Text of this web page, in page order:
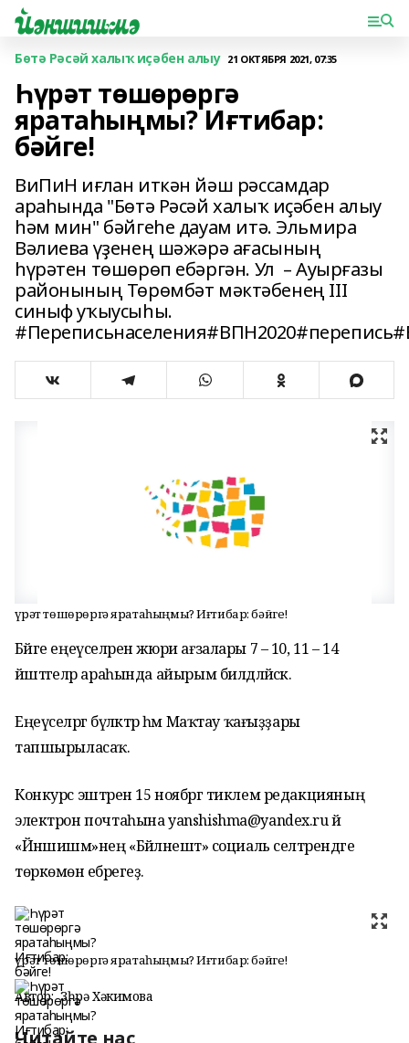
Бөтә Рәсәй халыҡ иҫәбен алыу 21 ОКТЯБРЯ 2021, 07:35
Һүрәт төшөрөргә
яратаһыңмы? Иғтибар:
бәйге!
ВиПиН иғлан иткән йәш рәссамдар
араһында "Бөтә Рәсәй халыҡ иҫәбен алыу
һәм мин" бәйгеһе дауам итә. Эльмира
Вәлиева үҙенең шәжәрә ағасының
һүрәтен төшөрөп ебәргән. Ул – Ауырғазы
районының Төрөмбәт мәктәбенең III
cиныф уҡыусыһы.
Һүрәт төшөрөргә яратаһыңмы? Иғтибар: бәйге!
Бәйге еңеүселәрен жюри ағзалары 7 – 10, 11 – 14
йәштәгеләр араһында айырым билдәләйәсәк.
Еңеүселәргә бүләктәр һәм Маҡтау ҡағыҙҙары
тапшырыласаҡ.
Конкурс эштәрен 15 ноябргә тиклем редакцияның
электрон почтаһына yanshishma@yandex.ru йә
«Йәншишмә»нең «Бәйләнештә» социаль селтәрендәге
төркөмөнә ебәрегеҙ.
Һүрәт төшөрөргә яратаһыңмы? Иғтибар: бәйге!
Автор: Зөһрә Хәкимова
Читайте нас